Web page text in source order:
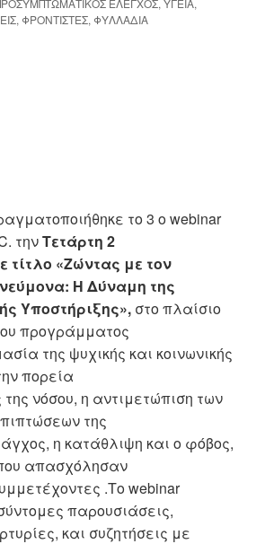
ΕΛΕΓΧΟΣ,ΥΓΕΙΑ,
, ΦΡΟΝΤΙΣΤΕΣ, ΦΥΛΛΑΔΙΑ
το 3 ο webinar
τηνΤετάρτη 2
τίτλο «Ζώντας με τον
Η Δύναμη της
Υποστήριξης», στο πλαίσιο
προγράμματος
της ψυχικής και κοινωνικής
πορεία
νόσου, η αντιμετώπιση των
της
η κατάθλιψη και ο φόβος,
απασχόλησαν
.Το webinar
παρουσιάσεις,
και συζητήσεις με